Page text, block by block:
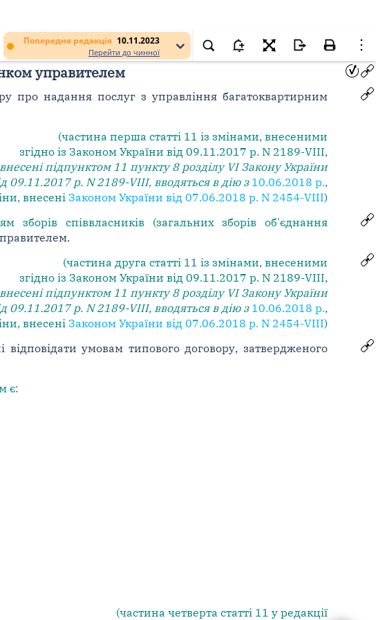
Попередня редакція 10.11.2023
Перейти до чинної